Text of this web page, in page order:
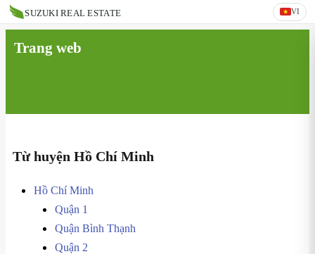
Trang web
Từ huyện Hồ Chí Minh
Hồ Chí Minh
Quận 1
Quận Bình Thạnh
Quận 2
SUZUKI REAL ESTATE VI